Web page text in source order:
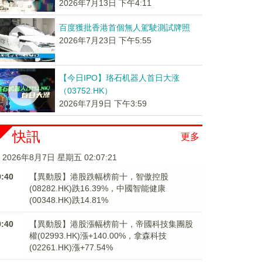
2026年7月13日 下午4:11
百度獲批香港首個無人駕駛測試牌照
2026年7月23日 下午5:55
【今日IPO】珞石机器人首日大涨
（03752.HK）
2026年7月9日 下午3:59
更多
快訊
2026年8月7日 星期五 02:07:22
【異動股】港股跌幅榜前十，智傲控股
(08282.HK)跌16.39%，中國智能健康
(00348.HK)跌14.81%
【異動股】港股漲幅榜前十，帝國科技集團股
權(02993.HK)漲+140.00%，拿森科技
(02261.HK)漲+77.54%